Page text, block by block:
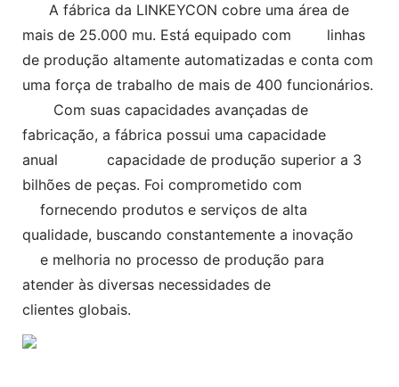
A fábrica da LINKEYCON cobre uma área de
mais de 25.000 mu. Está equipado com
linhas
de produção altamente automatizadas e conta com
uma força de trabalho de mais de 400 funcionários.
Com suas capacidades avançadas de
fabricação, a fábrica possui uma capacidade
anual
capacidade de produção superior a 3
bilhões de peças. Foi comprometido com
fornecendo produtos e serviços de alta
qualidade, buscando constantemente a inovação
e melhoria no processo de produção para
atender às diversas necessidades de
clientes globais.